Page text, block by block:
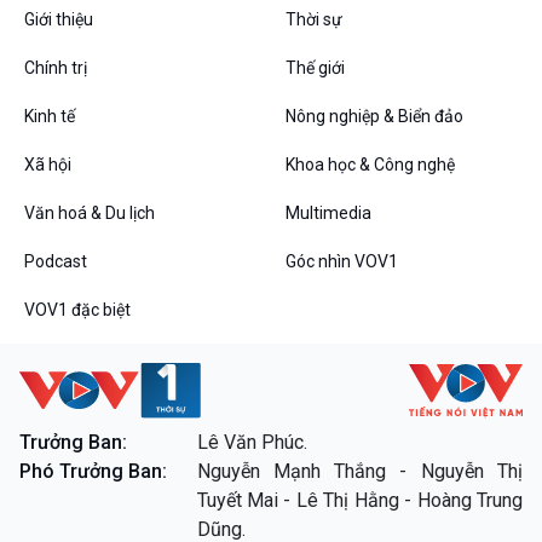
Bình luận
10 phút Sự kiện - Luận bàn
Dòng chảy sự kiện
Diễn đàn chủ nhật
Chuyện đêm
VOV1 đặc biệt
Thanh âm ký sự
Chân dung cuộc sống
Các chương trình đặc biệt
Giới thiệu Thời sự
Chính trị Thế giới
Kinh tế Nông nghiệp & Biển đảo
Xã hội Khoa học & Công nghệ
Văn hoá & Du lịch Multimedia
Podcast Góc nhìn VOV1
VOV1 đặc biệt
Trưởng Ban:
Lê Văn Phúc.
Phó Trưởng Ban:
Nguyễn Mạnh Thắng - Nguyễn Thị
Tuyết Mai - Lê Thị Hằng - Hoàng Trung
Dũng.